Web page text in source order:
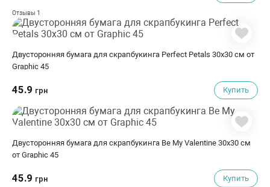
Отзывы 1
Двусторонняя бумага для скрапбукинга Perfect Petals 30х30 см от
Graphic 45
45.9 грн Купить
Двусторонняя бумага для скрапбукинга Be My Valentine 30х30 см
от Graphic 45
45.9 грн Купить